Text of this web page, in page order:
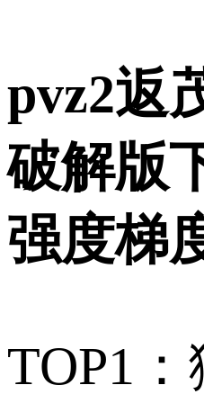
pvz2返
破解版
强度梯
TOP1